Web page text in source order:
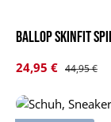
BALLOP Skinfit
Verkaufspreis:
24,95 € Regulärer
44,95 €